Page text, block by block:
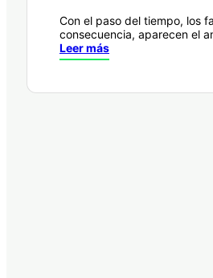
Con el paso del tiempo, los
consecuencia, aparecen el
Leer más